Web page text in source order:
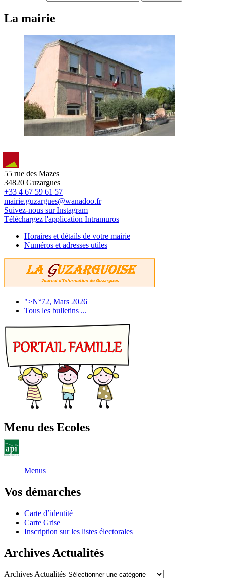
La mairie
55 rue des Mazes
34820 Guzargues
+33 4 67 59 61 57
mairie.guzargues@wanadoo.fr
Suivez-nous sur Instagram
Téléchargez l'application Intramuros
Horaires et détails de votre mairie
Numéros et adresses utiles
">N°72, Mars 2026
Tous les bulletins ...
Menu des Ecoles
Menus
Vos démarches
Carte d’identité
Carte Grise
Inscription sur les listes électorales
Archives Actualités
Archives Actualités